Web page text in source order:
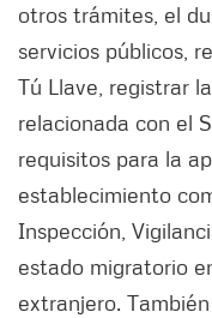
otros trámites, el
servicios públicos,
Tú Llave, registrar
relacionada con el
requisitos para la
establecimiento
Inspección,
estado migratorio
extranjero.